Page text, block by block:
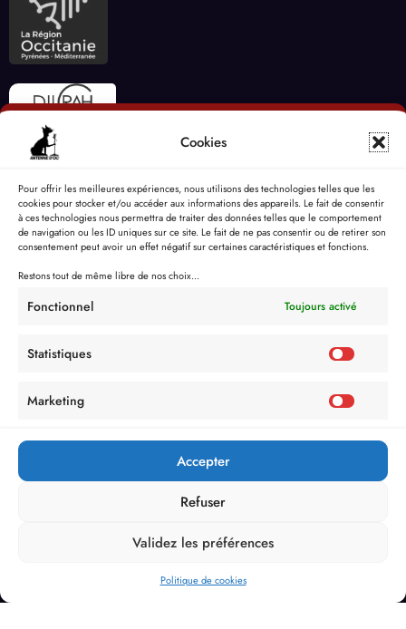
Cookies
Pour offrir les meilleures expériences, nous utilisons des technologies telles que les
cookies pour stocker et/ou accéder aux informations des appareils. Le fait de consentir
à ces technologies nous permettra de traiter des données telles que le comportement
de navigation ou les ID uniques sur ce site. Le fait de ne pas consentir ou de retirer son
consentement peut avoir un effet négatif sur certaines caractéristiques et fonctions.
Restons tout de même libre de nos choix...
Fonctionnel Toujours activé
Statistiques
Marketing
Accepter
Refuser
Validez les préférences
Politique de cookies